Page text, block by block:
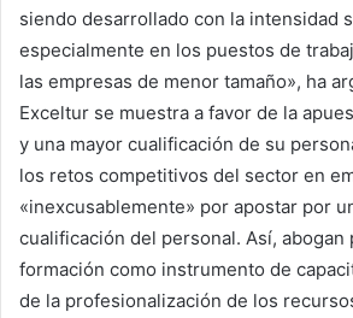
siendo desarrollado con la intensidad
especialmente en los puestos de
las empresas de menor tamaño», ha
Exceltur se muestra a favor de la
y una mayor cualificación de su
los retos competitivos del sector en
«inexcusablemente» por apostar por
cualificación del personal. Así,
formación como instrumento de
de la profesionalización de los